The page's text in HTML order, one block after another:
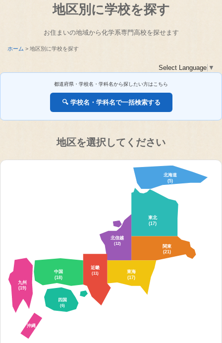
地区別に学校を探す
お住まいの地域から化学系専門高校を探せます
ホーム 地区別に学校を探す
Select Language ▼
都道府県・学校名・学科名から探したい方はこちら
🔍 学校名・学科名で一括検索する
地区を選択してください
北海道
(5)
東北
(17)
関東
(21)
北信越
(12)
東海
(17)
近畿
(11)
中国
(18)
四国
(6)
九州
(19)
沖縄